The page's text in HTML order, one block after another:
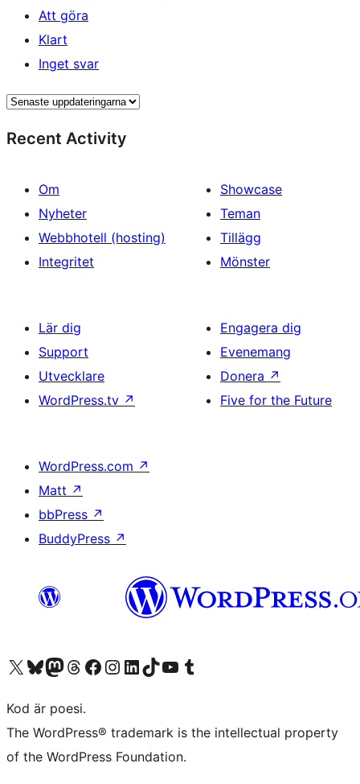
Att göra
Klart
Inget svar
Recent Activity
Om
Nyheter
Webbhotell (hosting)
Integritet
Showcase
Teman
Tillägg
Mönster
Lär dig
Support
Utvecklare
WordPress.tv ↗
Engagera dig
Evenemang
Donera ↗
Five for the Future
WordPress.com ↗
Matt ↗
bbPress ↗
BuddyPress ↗
Besök vår X-konto (f.d. Twitter)
Besök vårt Bluesky-konto
Besök vårt Mastodon-konto
Besök vårt Thread-konto
Besök vår Facebook-sidaBesök vårt Instagram-konto
Besök vårt LinkedIn-konto
Besök vårt TikTok-konto
Besök vår YouTube-kanalBesök vårt Tumblr-konto
Kod är poesi.
The WordPress® trademark is the intellectual property
of the WordPress Foundation.